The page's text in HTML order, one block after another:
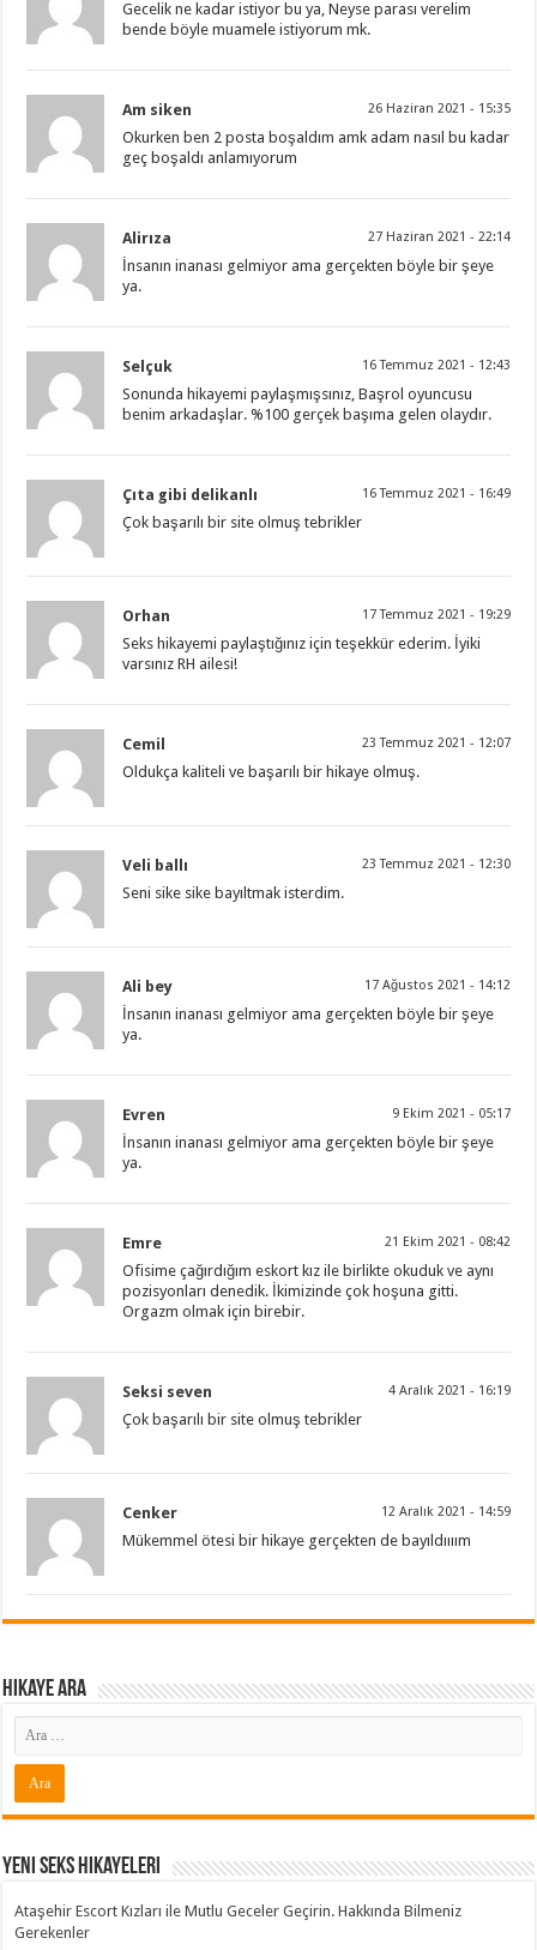
Gecelik ne kadar istiyor bu ya, Neyse parası verelim
bende böyle muamele istiyorum mk.
Am siken 26 Haziran 2021 - 15:35
Okurken ben 2 posta boşaldım amk adam nasıl bu kadar
geç boşaldı anlamıyorum
Alirıza 27 Haziran 2021 - 22:14
İnsanın inanası gelmiyor ama gerçekten böyle bir şeye
ya.
Selçuk 16 Temmuz 2021 - 12:43
Sonunda hikayemi paylaşmışsınız, Başrol oyuncusu
benim arkadaşlar. %100 gerçek başıma gelen olaydır.
Çıta gibi delikanlı 16 Temmuz 2021 - 16:49
Çok başarılı bir site olmuş tebrikler
Orhan 17 Temmuz 2021 - 19:29
Seks hikayemi paylaştığınız için teşekkür ederim. İyiki
varsınız RH ailesi!
Cemil 23 Temmuz 2021 - 12:07
Oldukça kaliteli ve başarılı bir hikaye olmuş.
Veli ballı 23 Temmuz 2021 - 12:30
Seni sike sike bayıltmak isterdim.
Ali bey 17 Ağustos 2021 - 14:12
İnsanın inanası gelmiyor ama gerçekten böyle bir şeye
ya.
Evren 9 Ekim 2021 - 05:17
İnsanın inanası gelmiyor ama gerçekten böyle bir şeye
ya.
Emre 21 Ekim 2021 - 08:42
Ofisime çağırdığım eskort kız ile birlikte okuduk ve aynı
pozisyonları denedik. İkimizinde çok hoşuna gitti.
Orgazm olmak için birebir.
Seksi seven 4 Aralık 2021 - 16:19
Çok başarılı bir site olmuş tebrikler
Cenker 12 Aralık 2021 - 14:59
Mükemmel ötesi bir hikaye gerçekten de bayıldıııım
Hikaye ARA
Yeni Seks Hikayeleri
Ataşehir Escort Kızları ile Mutlu Geceler Geçirin. Hakkında Bilmeniz
Gerekenler